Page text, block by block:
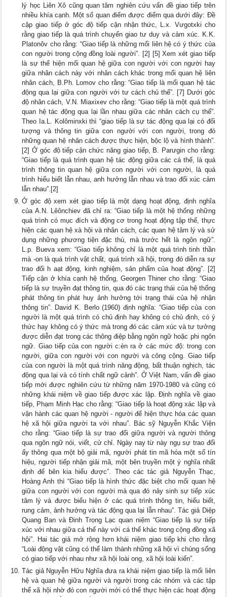
lý học Liên Xô cũng quan tâm nghiên cứu vấn đề giao tiếp trên
nhiều khía cạnh. Một số quan điểm được điểm qua dưới đây: Đề
cập giao tiếp ở góc độ tiếp cận nhận thức, L.x. Vưgotxki cho
rằng giao tiếp là quá trình chuyển giao tư duy và cảm xúc. K.K.
Platonôv cho rằng: “Giao tiếp là những mối liên hệ có ý thức của
con người trong cộng đồng loài người”. [2] [5] Xem xét giao tiếp
là sự thể hiện mối quan hệ giữa con người với con người hay
giữa nhân cách này với nhân cách khác trong mối quan hệ liên
nhân cách, B.Ph. Lomov cho rằng: “Giao tiếp là mối quan hệ tác
động qua lại giữa con người với tư cách chủ thể”. [7] Dưới góc
độ nhân cách, V.N. Miaxixev cho rằng: “Giao tiếp là một quá trình
quan hệ tác động qua lại lần nhau giữa các nhân cách cụ thể”.
Theo Ia.L. Kolôminxki thì “giao tiếp là sự tác động qua lại có đối
tượng và thông tin giữa con người với con người, trong đó
những quan hệ nhân cách được thực hiện, bộc lộ và hình thành”.
[2] Ở góc độ tiếp cận chức năng giao tiếp, B. Parưgin cho rằng:
“Giao tiếp là quá trình quan hệ tác động giữa các cá thể, là quá
trình thông tin quan hệ giữa con người với con người, là quá
trình hiểu biết lẫn nhau, anh hưởng lẫn nhau và trao đổi xúc cảm
lẫn nhau”.[2]
Ở góc độ xem xét giao tiếp là một dạng hoạt động, định nghĩa
của A.N. Lêônchiev đã chỉ ra: “Giao tiếp là một hệ thống những
quá trình có mục đích và động cơ trong hoạt động tập thể, thực
hiện các quan hệ xà hội và nhân cách, các quan hệ tâm lý và sử
dụng những phương tiện đặc thù, mà trước hết là ngôn ngữ”.
L.p. Bueva xem: “Giao tiếp không chỉ là một quá trình tinh thần
mà -on là quá trình vật chất, quá trình xã hội, trong đó diễn ra sự
trao đổi h aạt động, kinh nghiệm, sản phẩm của hoạt động”. [2]
Tiếp cận ở khía cạnh hệ thống, Georgen Thiner cho rằng: “Giao
tiếp là sự truyền đạt thông tin, qua đó các trạng thái của hệ thống
phát thông tin phát huy ảnh hưởng tới trạng thái của hệ nhận
thông tin”. David K. Berlo (1960) định nghĩa: “Giao tiếp của con
người là một quá trình có chủ định hay không có chủ định, có ý
thức hay không có ý thức mà trong đó các cảm xúc và tư tưởng
được diễn đạt trong các thông điệp bằng ngôn ngữ hoặc phi ngôn
ngữ. Giao tiếp của con người c:èn ra ở các mức độ: trong con
người, giữa con người với con người và công cộng. Giao tiếp
của con người là một quá trình năng động, bất thuận nghịch, tác
động qua lại và có tính chất ngữ cảnh”. Ở Việt Nam, vấn đề giao
tiếp mới được nghiên cứu từ những năm 1970-1980 và cũng có
những khái niệm về giao tiếp được xác lập. Định nghĩa về giao
tiếp, Phạm Minh Hạc cho rằng: “Giao tiếp là hoạt động xác lập và
vận hành các quan hệ người - người để hiện thực hóa các quan
hệ xã hội giữa người ta với nhau”. Bác sỹ Nguyễn Khắc Viện
cho rằng: “Giao tiếp là sự trao đổi giữa người và người thông
qua ngôn ngữ nói, viết, cử chỉ. Ngày nay từ này ngụ sự trao đổi
ấy thông qua một bộ giải mã, người phát tin mã hóa một số tín
hiệu, người tiếp nhận giải mã, một bên truyền một ý nghĩa nhất
định để bên kia hiểu được”. Theo các tác giả Nguyễn Thạc,
Hoàng Anh thì “Giao tiếp là hình thức đặc biệt cho mối quan hệ
giữa con người với con người mà qua đó nảy sinh sự tiếp xúc
tâm lý và được biểu hiện ở các quá trình thông tin, hiểu biết,
rung cảm, ảnh hưởng và tác động qua lại lẫn nhau”. Tác giả Diệp
Quang Ban và Đinh Trọng Lạc quan niệm “Giao tiếp là sự tiếp
xúc với nhau giữa cá thể này với cá thể khác trong cộng đồng xã
hội”. Hai tác giả mở rộng hơn khái niệm giao tiếp khi cho rằng
“Loài động vật cũng có thể làm thành những xã hội vì chúng sống
có giao tiếp với nhau như xã hội loài ong, xã hội loài kiến”.
Tác giả Nguyễn Hữu Nghĩa đưa ra khái niệm giao tiếp là mối liên
hệ và quan hệ giữa người và người trong các nhóm và các tập
thể xã hội nhờ đó con người mới có thể thực hiện các hoạt động